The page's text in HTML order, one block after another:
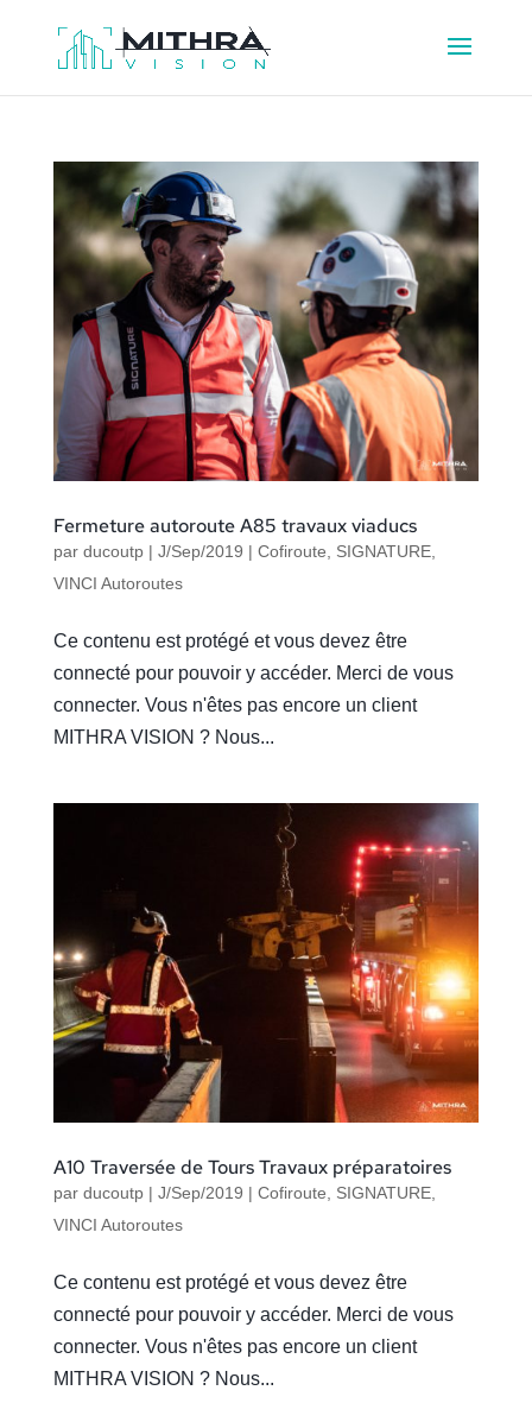
Fermeture autoroute A85 travaux viaducs
par ducoutp| J/Sep/2019 | Cofiroute SIGNATURE,
VINCI Autoroutes
Ce contenu est protégé et vous devez être
connecté pour pouvoir y accéder. Merci de vous
connecter. Vous n'êtes pas encore un client
MITHRA VISION ? Nous...
A10 Traversée de Tours Travaux préparatoires
par ducoutp| J/Sep/2019 | Cofiroute SIGNATURE,
VINCI Autoroutes
Ce contenu est protégé et vous devez être
connecté pour pouvoir y accéder. Merci de vous
connecter. Vous n'êtes pas encore un client
MITHRA VISION ? Nous...